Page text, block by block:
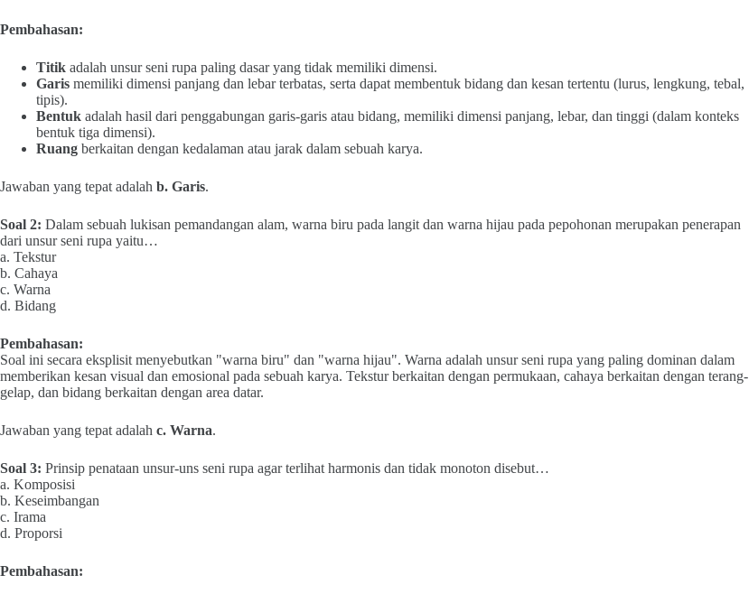
Pembahasan:
Titik adalah unsur seni rupa paling dasar yang tidak memiliki dimensi.
Garis memiliki dimensi panjang dan lebar terbatas, serta dapat membentuk bidang dan kesan tertentu (lurus, lengkung, tebal,
tipis).
Bentuk adalah hasil dari penggabungan garis-garis atau bidang, memiliki dimensi panjang, lebar, dan tinggi (dalam konteks
bentuk tiga dimensi).
Ruang berkaitan dengan kedalaman atau jarak dalam sebuah karya.
Jawaban yang tepat adalah b. Garis.
Soal 2: Dalam sebuah lukisan pemandangan alam, warna biru pada langit dan warna hijau pada pepohonan merupakan penerapan
dari unsur seni rupa yaitu…
a. Tekstur
b. Cahaya
c. Warna
d. Bidang
Pembahasan:
Soal ini secara eksplisit menyebutkan "warna biru" dan "warna hijau". Warna adalah unsur seni rupa yang paling dominan dalam
memberikan kesan visual dan emosional pada sebuah karya. Tekstur berkaitan dengan permukaan, cahaya berkaitan dengan terang-
gelap, dan bidang berkaitan dengan area datar.
Jawaban yang tepat adalah c. Warna.
Soal 3: Prinsip penataan unsur-uns seni rupa agar terlihat harmonis dan tidak monoton disebut…
a. Komposisi
b. Keseimbangan
c. Irama
d. Proporsi
Pembahasan: